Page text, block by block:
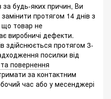
будь-яких причин, Ви
протягом 14 днів з
що товар не
виробничі дефекти.
здійснюється протягом 3-
посилки від
повернення
за контактним
час або у месенджері